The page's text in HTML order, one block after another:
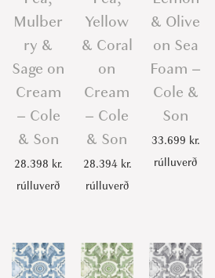
Mulber
ry &
Sage on
Cream
– Cole
& Son
28.398 kr.
rúlluverð
Yellow
& Coral
on
Cream
– Cole
& Son
28.394 kr.
rúlluverð
& Olive
on Sea
Foam –
Cole &
Son
33.699 kr.
rúlluverð